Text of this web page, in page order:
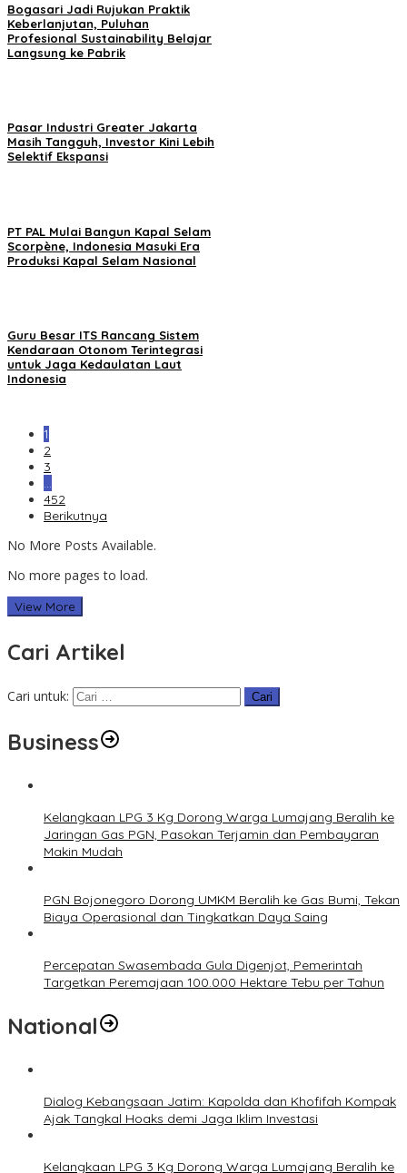
Bogasari Jadi Rujukan Praktik
Keberlanjutan, Puluhan
Profesional Sustainability Belajar
Langsung ke Pabrik
Pasar Industri Greater Jakarta
Masih Tangguh, Investor Kini Lebih
Selektif Ekspansi
PT PAL Mulai Bangun Kapal Selam
Scorpène, Indonesia Masuki Era
Produksi Kapal Selam Nasional
Guru Besar ITS Rancang Sistem
Kendaraan Otonom Terintegrasi
untuk Jaga Kedaulatan Laut
Indonesia
1
2
3
…
452
Berikutnya
No More Posts Available.
No more pages to load.
View More
Cari Artikel
Cari untuk:
Business
Kelangkaan LPG 3 Kg Dorong Warga Lumajang Beralih ke
Jaringan Gas PGN, Pasokan Terjamin dan Pembayaran
Makin Mudah
PGN Bojonegoro Dorong UMKM Beralih ke Gas Bumi, Tekan
Biaya Operasional dan Tingkatkan Daya Saing
Percepatan Swasembada Gula Digenjot, Pemerintah
Targetkan Peremajaan 100.000 Hektare Tebu per Tahun
National
Dialog Kebangsaan Jatim: Kapolda dan Khofifah Kompak
Ajak Tangkal Hoaks demi Jaga Iklim Investasi
Kelangkaan LPG 3 Kg Dorong Warga Lumajang Beralih ke